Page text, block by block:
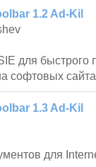
1.2 Ad-Kil
для быстрого
софтовых
1.3 Ad-Kil
для